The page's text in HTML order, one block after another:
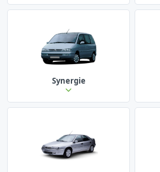
Synergie